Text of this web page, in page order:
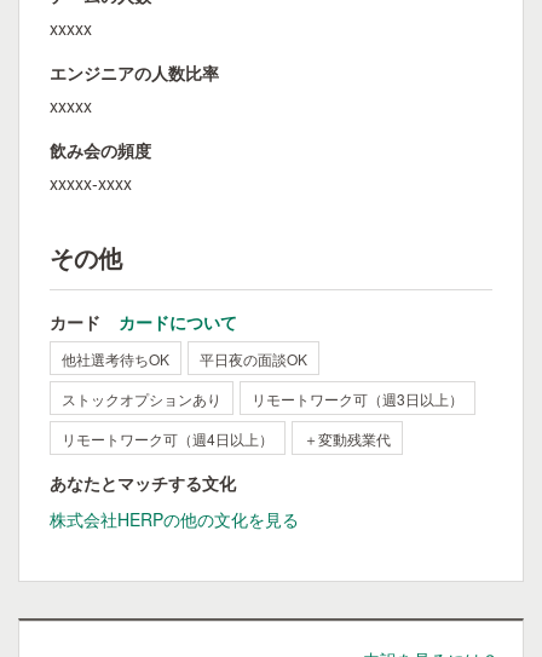
xxxxx
エンジニアの人数比率
xxxxx
飲み会の頻度
xxxxx-xxxx
その他
カード カードについて
他社選考待ちOK
平日夜の面談OK
ストックオプションあり
リモートワーク可（週3日以上）
リモートワーク可（週4日以上）
＋変動残業代
あなたとマッチする文化
株式会社HERPの他の文化を見る